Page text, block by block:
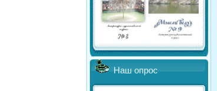
Наш опрос